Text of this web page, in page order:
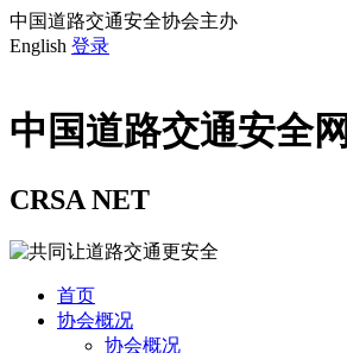
中国道路交通安全协会主办
English 登录
中国道路交通安全网
CRSA NET
首页
协会概况
协会概况